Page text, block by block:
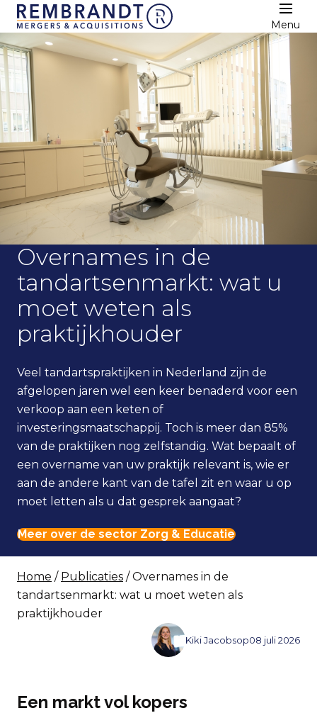
Menu
Overnames in de
tandartsenmarkt: wat u
moet weten als
praktijkhouder
Veel tandartspraktijken in Nederland zijn de
afgelopen jaren wel een keer benaderd voor een
verkoop aan een keten of
investeringsmaatschappij. Toch is meer dan 85%
van de praktijken nog zelfstandig. Wat bepaalt of
een overname van uw praktijk relevant is, wie er
aan de andere kant van de tafel zit en waar u op
moet letten als u dat gesprek aangaat?
Meer over de sector Zorg & Educatie
Home / Publicaties / Overnames in de
tandartsenmarkt: wat u moet weten als
praktijkhouder
Kiki Jacobsop08 juli 2026
Een markt vol kopers